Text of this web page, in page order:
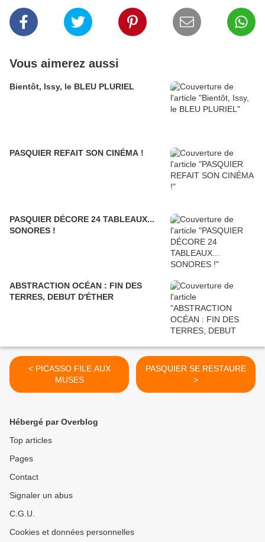
Vous aimerez aussi
Bientôt, Issy, le BLEU PLURIEL
PASQUIER REFAIT SON CINÉMA !
PASQUIER DÉCORE 24 TABLEAUX...
SONORES !
ABSTRACTION OCÉAN : FIN DES
TERRES, DEBUT D'ÉTHER
< PICASSO FILE AUX
MUSES
PASQUIER SE RESTAURE
>
Hébergé par Overblog
Top articles
Pages
Contact
Signaler un abus
C.G.U.
Cookies et données personnelles